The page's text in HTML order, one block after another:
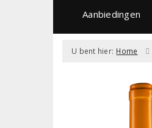
Aanbiedingen
U bent hier: Home